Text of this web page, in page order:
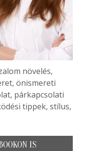
növelés,
önismereti
párkapcsolati
tippek, stílus,
IS